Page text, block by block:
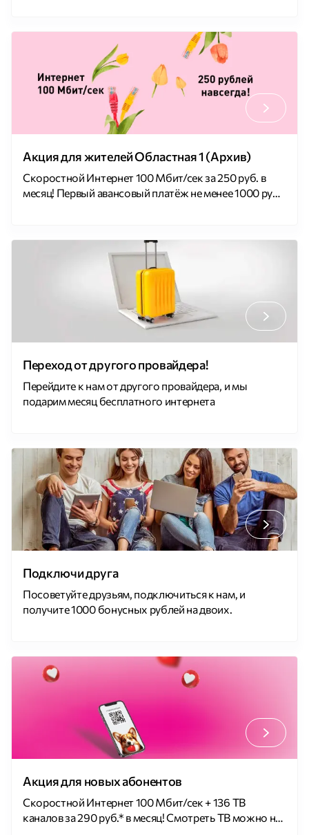
лицевой счет не менее 1000 руб. 400 Мбит/сек за 550
руб. — для тех, кто ценит скорость: стриминг,
онлайн-игры и загрузка больших файлов без
задержек. Акция действует 4 месяца, на 5 […]
Акция для жителей Областная 1 (Архив)
Скоростной Интернет 100 Мбит/сек за 250 руб. в
месяц! Первый авансовый платёж не менее 1000 руб.;
рублей, при этом 250 рублей списывается в счет
абонентской платы за месяц, и на счету остается
постоянный остаток в размере 500 рублей.
Приостановка и […]
Переход от другого провайдера!
Перейдите к нам от другого провайдера, и мы
подарим месяц бесплатного интернета
Подключи друга
Посоветуйте друзьям, подключиться к нам, и
получите 1000 бонусных рублей на двоих.
Акция для новых абонентов
Скоростной Интернет 100 Мбит/сек + 136 ТВ
каналов за 290 руб.* в месяц! Смотреть ТВ можно на